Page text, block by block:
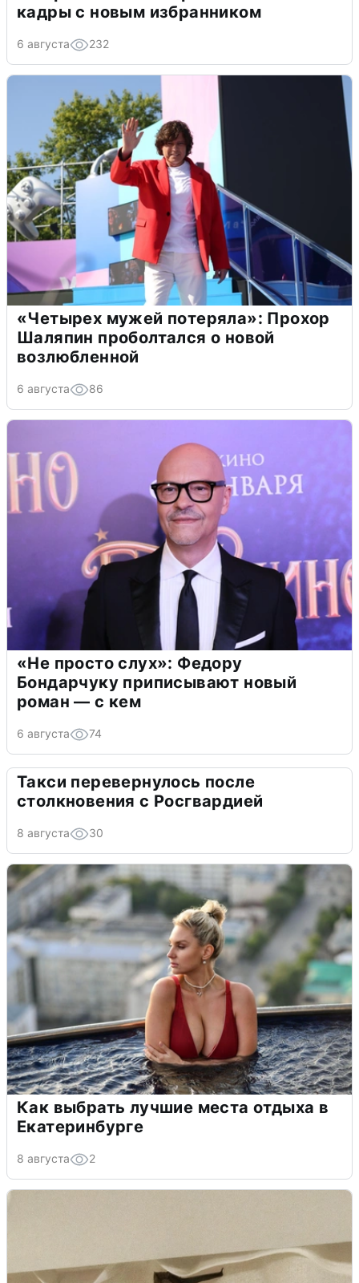
кадры с новым избранником
6 августа 232
«Четырех мужей потеряла»: Прохор
Шаляпин проболтался о новой
возлюбленной
6 августа 86
«Не просто слух»: Федору
Бондарчуку приписывают новый
роман — с кем
6 августа 74
Такси перевернулось после
столкновения с Росгвардией
8 августа 30
Как выбрать лучшие места отдыха в
Екатеринбурге
8 августа 2